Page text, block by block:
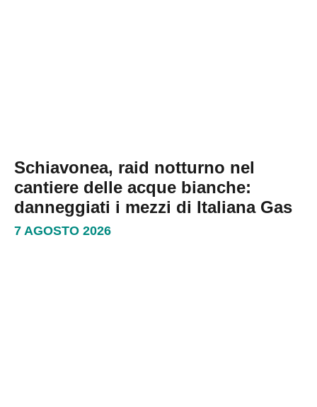
Schiavonea, raid notturno nel
cantiere delle acque bianche:
danneggiati i mezzi di Italiana Gas
7 AGOSTO 2026